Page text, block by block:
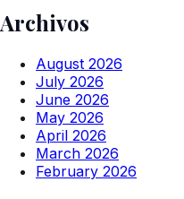
Archivos
August 2026
July 2026
June 2026
May 2026
April 2026
March 2026
February 2026